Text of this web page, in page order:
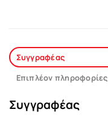
Συγγραφέας
Επιπλέον πληροφορίες
Συγγραφέας